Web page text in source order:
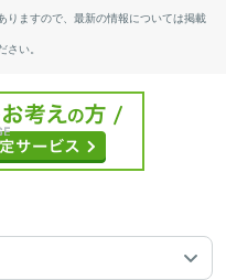
ますので、最新の情報については掲載
さい。